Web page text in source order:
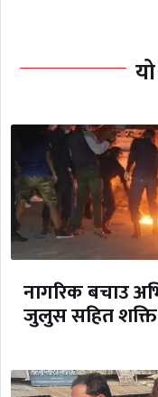
नागरिक बचाउ
जुलुस सहित शक्ति